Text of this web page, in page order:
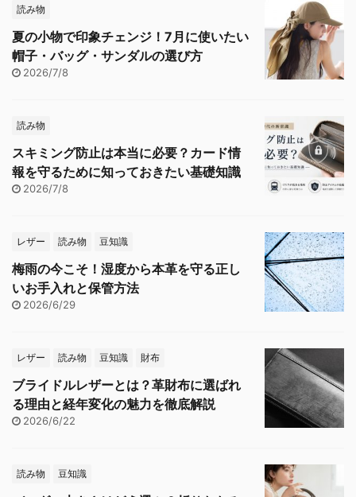
読み物
夏の小物で印象チェンジ！7月に使いたい
帽子・バッグ・サンダルの選び方
2026/7/8
読み物
スキミング防止は本当に必要？カード情
報を守るために知っておきたい基礎知識
2026/7/8
レザー 読み物 豆知識
梅雨の今こそ！湿度から本革を守る正し
いお手入れと保管方法
2026/6/29
レザー 読み物 豆知識 財布
ブライドルレザーとは？革財布に選ばれ
る理由と経年変化の魅力を徹底解説
2026/6/22
読み物 豆知識